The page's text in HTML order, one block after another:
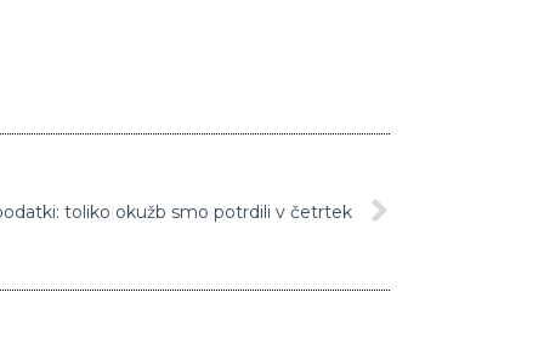
toliko okužb smo potrdili v četrtek